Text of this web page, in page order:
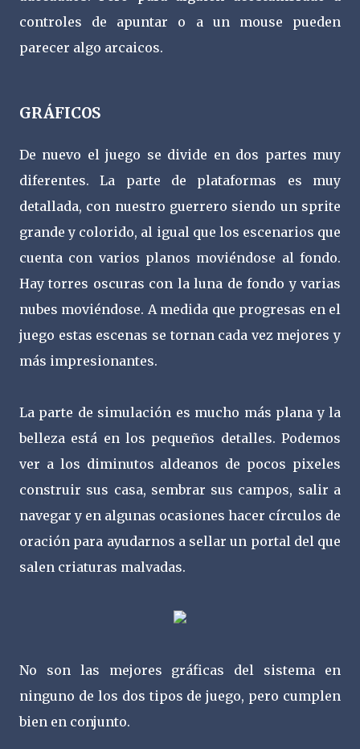
controles de apuntar o a un mouse pueden
parecer algo arcaicos.
GRÁFICOS
De nuevo el juego se divide en dos partes muy
diferentes. La parte de plataformas es muy
detallada, con nuestro guerrero siendo un sprite
grande y colorido, al igual que los escenarios que
cuenta con varios planos moviéndose al fondo.
Hay torres oscuras con la luna de fondo y varias
nubes moviéndose. A medida que progresas en el
juego estas escenas se tornan cada vez mejores y
más impresionantes.
La parte de simulación es mucho más plana y la
belleza está en los pequeños detalles. Podemos
ver a los diminutos aldeanos de pocos pixeles
construir sus casa, sembrar sus campos, salir a
navegar y en algunas ocasiones hacer círculos de
oración para ayudarnos a sellar un portal del que
salen criaturas malvadas.
No son las mejores gráficas del sistema en
ninguno de los dos tipos de juego, pero cumplen
bien en conjunto.